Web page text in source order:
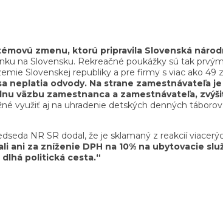
zmenu, ktorú pripravila Slovenská
na Slovensku. Rekreačné poukážky sú tak
Slovenskej republiky a pre firmy s viac ako 49
neplatia odvody. Na strane zamestnávateľa
väzbu zamestnanca a zamestnávateľa,
využiť aj na uhradenie detských denných
NR SR dodal, že je sklamaný z reakcií
ani za zníženie DPH na 10% na ubytovacie
politická cesta.“